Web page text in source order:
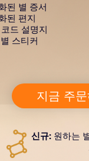
된 별 증서
된 편지
드 설명지
스티커
지금 주
신규:원하는